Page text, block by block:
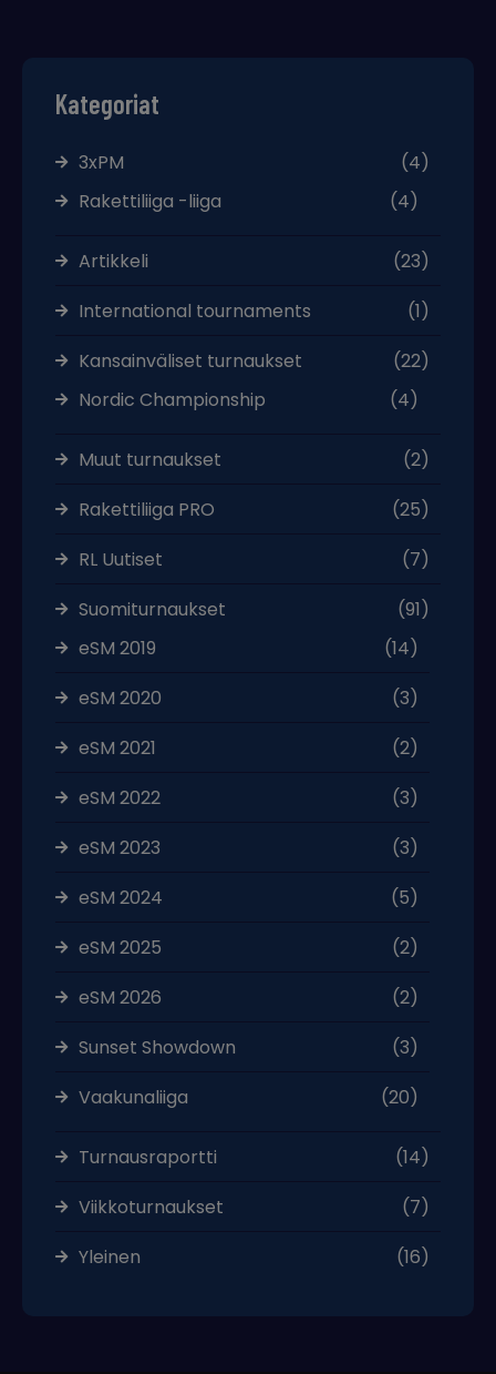
Kategoriat
3xPM
(4)
Rakettiliiga -liiga
(4)
Artikkeli
(23)
International tournaments
(1)
Kansainväliset turnaukset
(22)
Nordic Championship
(4)
Muut turnaukset
(2)
Rakettiliiga PRO
(25)
RL Uutiset
(7)
Suomiturnaukset
(91)
eSM 2019
(14)
eSM 2020
(3)
eSM 2021
(2)
eSM 2022
(3)
eSM 2023
(3)
eSM 2024
(5)
eSM 2025
(2)
eSM 2026
(2)
Sunset Showdown
(3)
Vaakunaliiga
(20)
Turnausraportti
(14)
Viikkoturnaukset
(7)
Yleinen
(16)